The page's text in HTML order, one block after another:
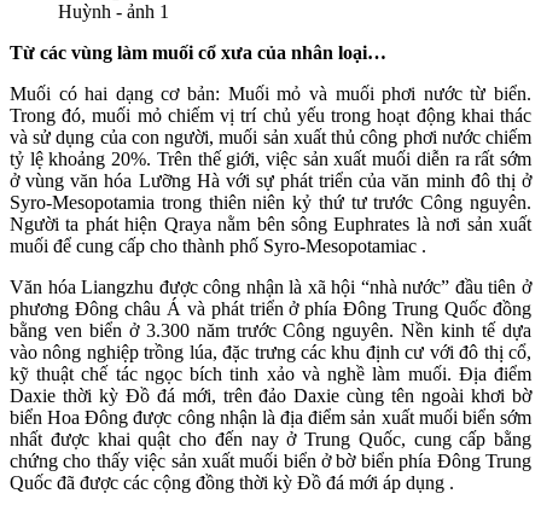
Từ các vùng làm muối cổ xưa của nhân loại…
Muối có hai dạng cơ bản: Muối mỏ và muối phơi nước từ biển.
Trong đó, muối mỏ chiếm vị trí chủ yếu trong hoạt động khai thác
và sử dụng của con người, muối sản xuất thủ công phơi nước chiếm
tỷ lệ khoảng 20%. Trên thế giới, việc sản xuất muối diễn ra rất sớm
ở vùng văn hóa Lưỡng Hà với sự phát triển của văn minh đô thị ở
Syro-Mesopotamia trong thiên niên kỷ thứ tư trước Công nguyên.
Người ta phát hiện Qraya nằm bên sông Euphrates là nơi sản xuất
muối để cung cấp cho thành phố Syro-Mesopotamiac .
Văn hóa Liangzhu được công nhận là xã hội “nhà nước” đầu tiên ở
phương Đông châu Á và phát triển ở phía Đông Trung Quốc đồng
bằng ven biển ở 3.300 năm trước Công nguyên. Nền kinh tế dựa
vào nông nghiệp trồng lúa, đặc trưng các khu định cư với đô thị cổ,
kỹ thuật chế tác ngọc bích tinh xảo và nghề làm muối. Địa điểm
Daxie thời kỳ Đồ đá mới, trên đảo Daxie cùng tên ngoài khơi bờ
biển Hoa Đông được công nhận là địa điểm sản xuất muối biển sớm
nhất được khai quật cho đến nay ở Trung Quốc, cung cấp bằng
chứng cho thấy việc sản xuất muối biển ở bờ biển phía Đông Trung
Quốc đã được các cộng đồng thời kỳ Đồ đá mới áp dụng .